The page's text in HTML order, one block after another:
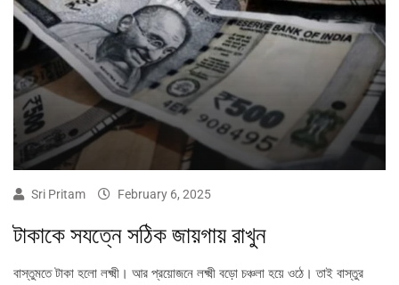
Sri Pritam February 6, 2025
টাকাকে সযত্নে সঠিক জায়গায় রাখুন
বাস্তুমতে টাকা হলো লক্ষ্মী। আর প্রয়োজনে লক্ষ্মী বড়ো চঞ্চলা হয়ে ওঠে। তাই বাস্তুর